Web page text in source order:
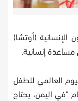
(أوتشا)
العالمي للطفل
عام "في اليمن، يحتاج